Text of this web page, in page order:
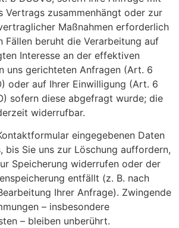
Vertrags zusammenhängt oder zur
Maßnahmen erforderlich
Fällen beruht die Verarbeitung auf
Interesse an der effektiven
uns gerichteten Anfragen (Art. 6
oder auf Ihrer Einwilligung (Art. 6
sofern diese abgefragt wurde; die
widerrufbar.
eingegebenen Daten
bis Sie uns zur Löschung auffordern,
Speicherung widerrufen oder der
entfällt (z. B. nach
Ihrer Anfrage). Zwingende
– insbesondere
– bleiben unberührt.